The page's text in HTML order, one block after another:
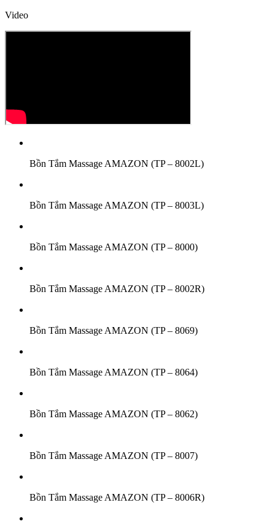
Video
Bồn Tắm Massage AMAZON (TP – 8002L)
Bồn Tắm Massage AMAZON (TP – 8003L)
Bồn Tắm Massage AMAZON (TP – 8000)
Bồn Tắm Massage AMAZON (TP – 8002R)
Bồn Tắm Massage AMAZON (TP – 8069)
Bồn Tắm Massage AMAZON (TP – 8064)
Bồn Tắm Massage AMAZON (TP – 8062)
Bồn Tắm Massage AMAZON (TP – 8007)
Bồn Tắm Massage AMAZON (TP – 8006R)